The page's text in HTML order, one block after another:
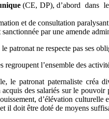
(CE, DP), d’abord dans
et de consultation
sanctionnée par une amende
patronat ne respecte pas ses
regroupent l’ensemble des
le patronat paternaliste créa
des salariés sur le
d’élévation
il doit être doté de moyens